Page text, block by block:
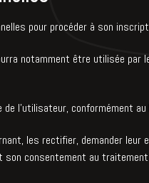
pour procéder à son
notamment être utilisée par
l’utilisateur, conformément au
les rectifier, demander
consentement au